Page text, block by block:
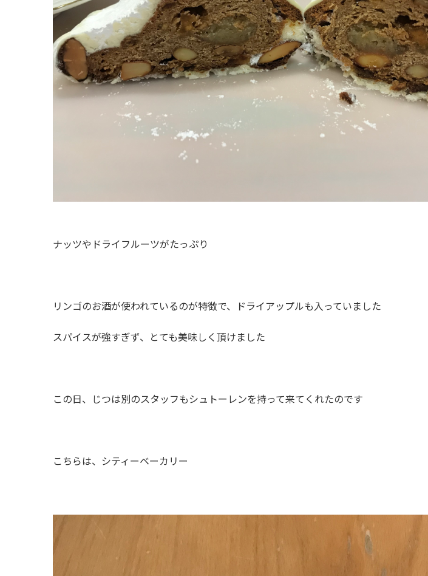
ナッツやドライフルーツがたっぷり
リンゴのお酒が使われているのが特徴で、ドライアップルも入っていました
スパイスが強すぎず、とても美味しく頂けました
この日、じつは別のスタッフもシュトーレンを持って来てくれたのです
こちらは、シティーベーカリー